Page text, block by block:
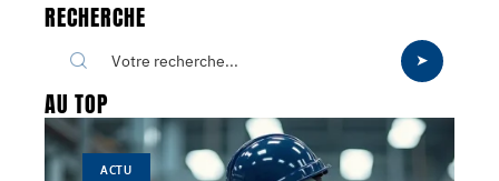
RECHERCHE
AU TOP
ACTU